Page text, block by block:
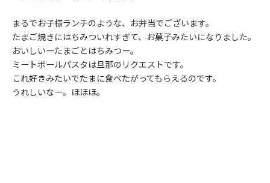
まるでお子様ランチのような、お弁当でございます。
たまご焼きにはちみついれすぎて、お菓子みたいになりました。
おいしいーたまごとはちみつー。
ミートボールパスタは旦那のリクエストです。
これ好きみたいでたまに食べたがってもらえるのです。
うれしいなー。ほほほ。